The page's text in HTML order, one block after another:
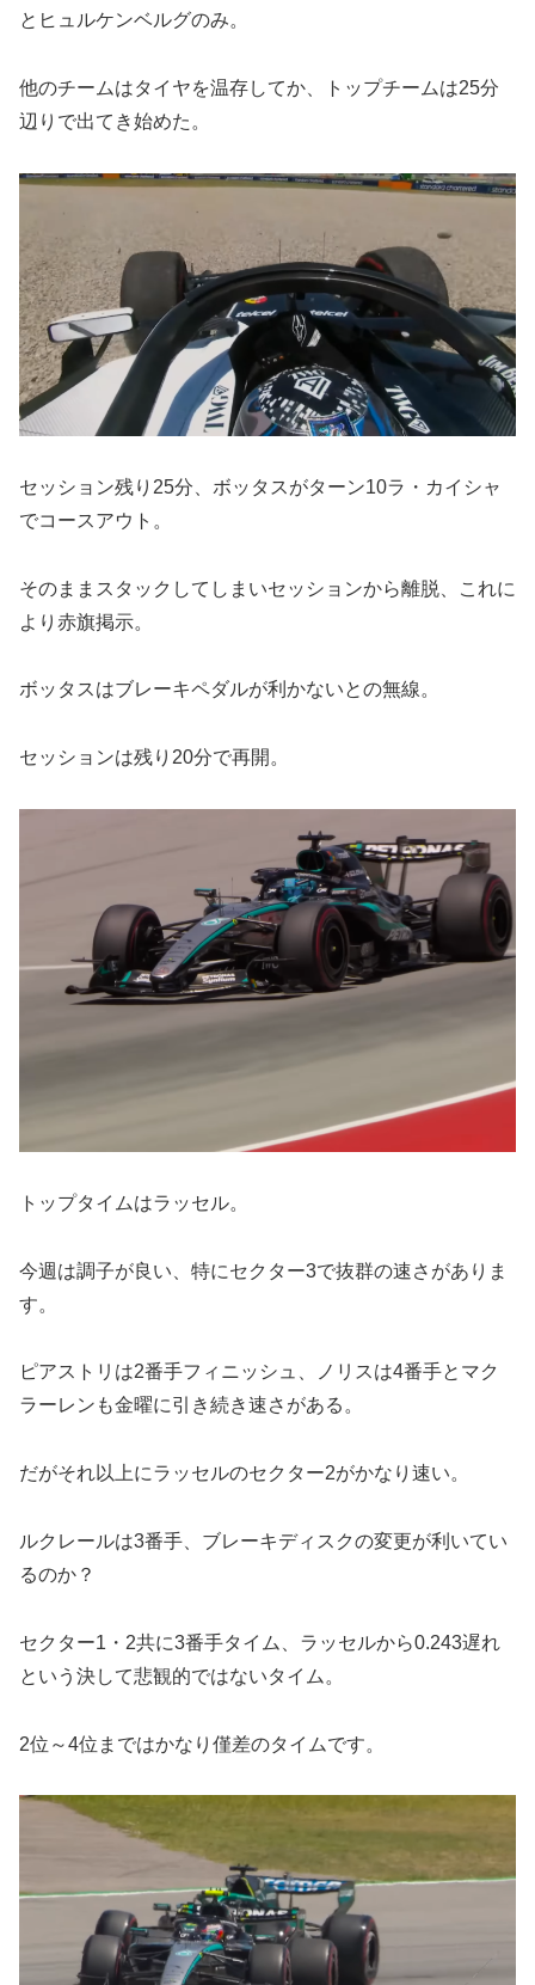
とヒュルケンベルグのみ。
他のチームはタイヤを温存してか、トップチームは25分
辺りで出てき始めた。
セッション残り25分、ボッタスがターン10ラ・カイシャ
でコースアウト。
そのままスタックしてしまいセッションから離脱、これに
より赤旗掲示。
ボッタスはブレーキペダルが利かないとの無線。
セッションは残り20分で再開。
トップタイムはラッセル。
今週は調子が良い、特にセクター3で抜群の速さがありま
す。
ピアストリは2番手フィニッシュ、ノリスは4番手とマク
ラーレンも金曜に引き続き速さがある。
だがそれ以上にラッセルのセクター2がかなり速い。
ルクレールは3番手、ブレーキディスクの変更が利いてい
るのか？
セクター1・2共に3番手タイム、ラッセルから0.243遅れ
という決して悲観的ではないタイム。
2位～4位まではかなり僅差のタイムです。